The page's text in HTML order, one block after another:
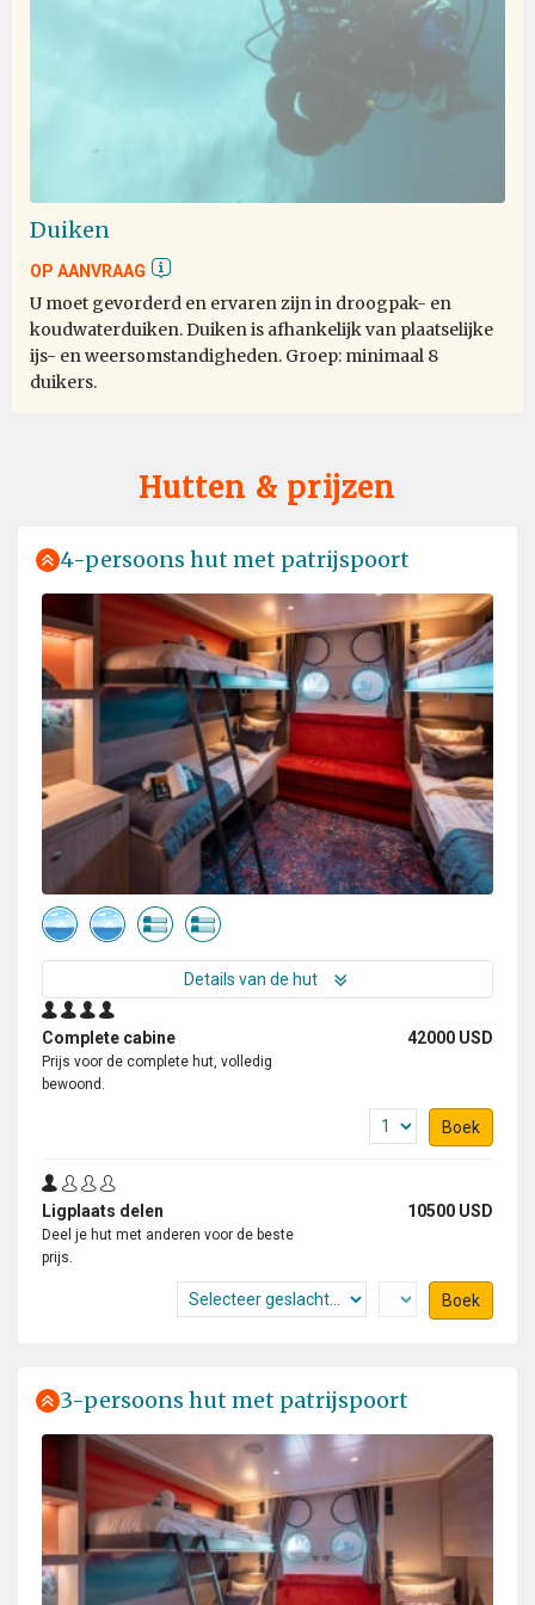
expedition team really go way beyond, very passionate
about their job. The activities very well organized. Even
the lecture was very informative. I definitely will join
this expedition again in future.
Duiken
OP AANVRAAG
U moet gevorderd en ervaren zijn in droogpak- en
koudwaterduiken. Duiken is afhankelijk van plaatselijke
ijs- en weersomstandigheden. Groep: minimaal 8
duikers.
Hutten & prijzen
4-persoons hut met patrijspoort
Details van de hut
Complete cabine 42000 USD
Prijs voor de complete hut, volledig
bewoond.
Boek
Ligplaats delen 10500 USD
Deel je hut met anderen voor de beste
prijs.
Boek
3-persoons hut met patrijspoort